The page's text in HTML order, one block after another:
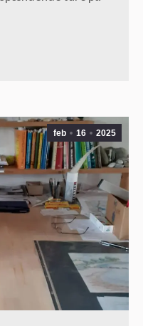
feb 16 2025